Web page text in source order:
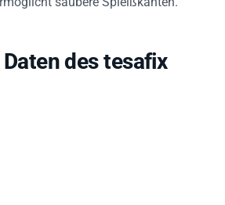
des tesafix